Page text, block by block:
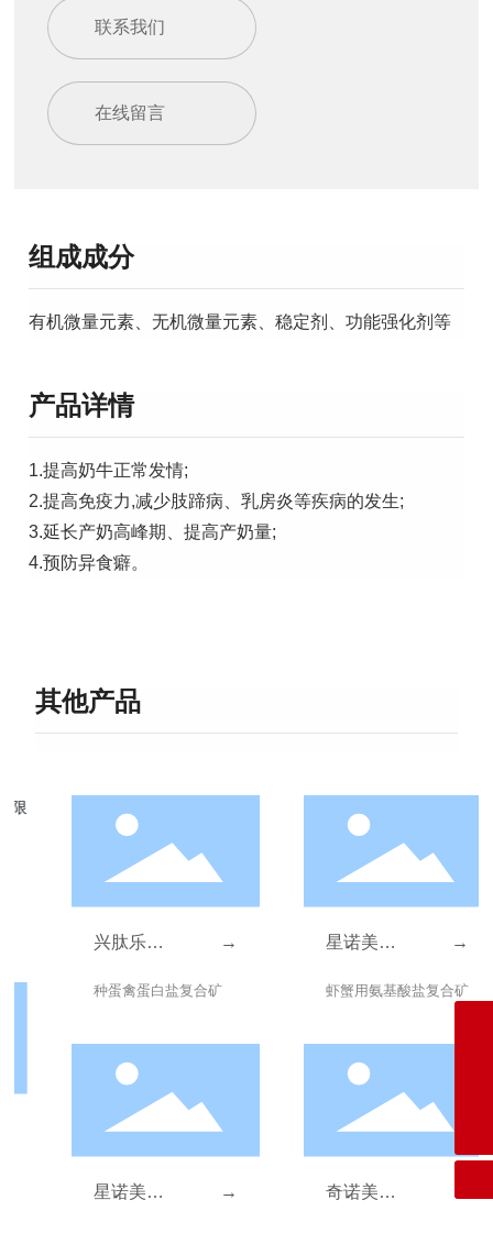
联系我们
在线留言
组成成分
有机微量元素、无机微量元素、稳定剂、功能强化剂等
产品详情
1.提高奶牛正常发情;
2.提高免疫力,减少肢蹄病、乳房炎等疾病的发生;
3.延长产奶高峰期、提高产奶量;
4.预防异食癖。
其他产品
兴肽乐
种蛋禽蛋白盐复合矿
星诺美
虾蟹用氨基酸盐复合矿
星诺美
奇诺美
1846760392@qq.com
0758-3103233